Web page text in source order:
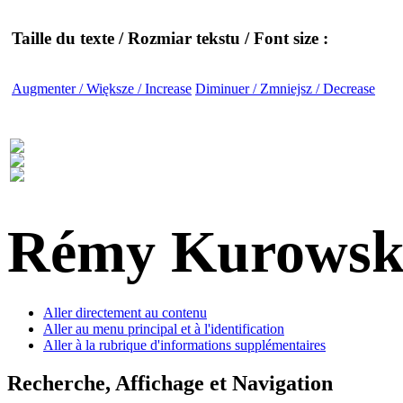
Taille du texte / Rozmiar tekstu / Font size :
Augmenter / Większe / Increase Diminuer / Zmniejsz / Decrease
Rémy
Aller directement au contenu
Aller au menu principal et à l'identification
Aller à la rubrique d'informations supplémentaires
Recherche, Affichage et Navigation